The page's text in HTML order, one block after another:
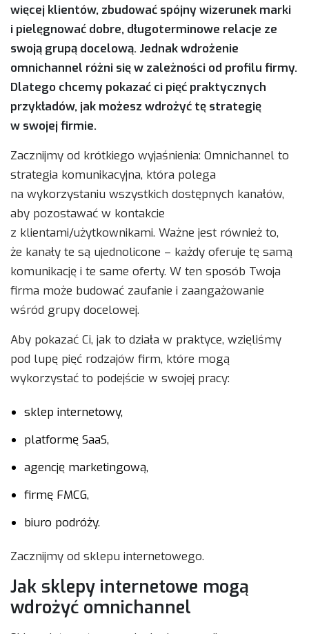
więcej klientów, zbudować spójny wizerunek marki
i pielęgnować dobre, długoterminowe relacje ze
swoją grupą docelową. Jednak wdrożenie
omnichannel różni się w zależności od profilu firmy.
Dlatego chcemy pokazać ci pięć praktycznych
przykładów, jak możesz wdrożyć tę strategię
w swojej firmie.
Zacznijmy od krótkiego wyjaśnienia: Omnichannel to
strategia komunikacyjna, która polega
na wykorzystaniu wszystkich dostępnych kanałów,
aby pozostawać w kontakcie
z klientami/użytkownikami. Ważne jest również to,
że kanały te są ujednolicone – każdy oferuje tę samą
komunikację i te same oferty. W ten sposób Twoja
firma może budować zaufanie i zaangażowanie
wśród grupy docelowej.
Aby pokazać Ci, jak to działa w praktyce, wzięliśmy
pod lupę pięć rodzajów firm, które mogą
wykorzystać to podejście w swojej pracy:
sklep internetowy,
platformę SaaS,
agencję marketingową,
firmę FMCG,
biuro podróży.
Zacznijmy od sklepu internetowego.
Jak sklepy internetowe mogą
wdrożyć omnichannel